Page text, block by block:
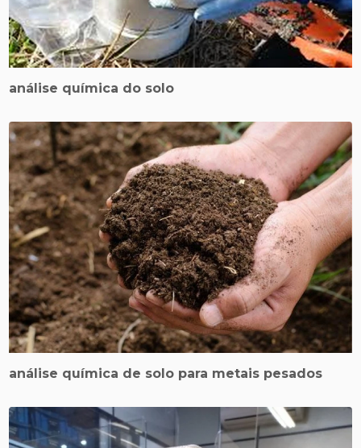
análise química do solo
análise química de solo para metais pesados